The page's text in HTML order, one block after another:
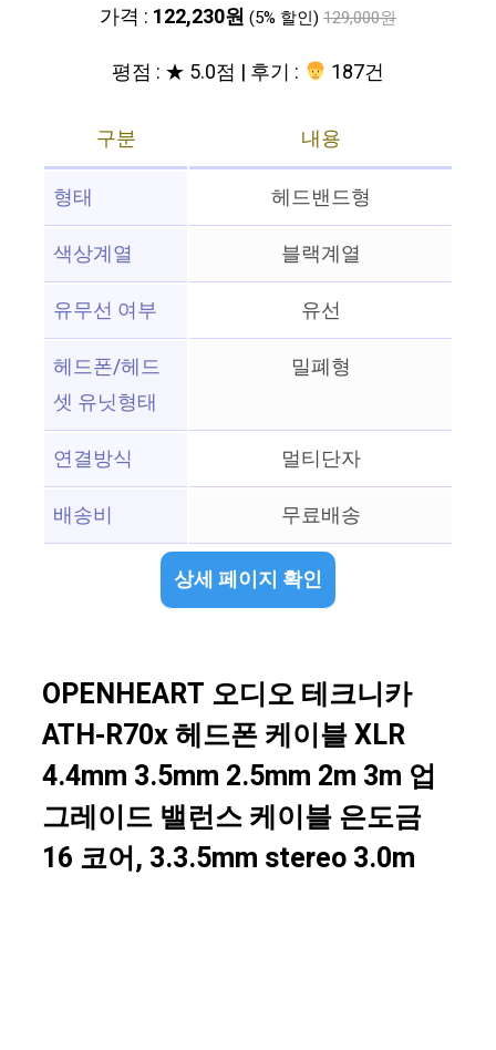
가격 : 122,230원 (5% 할인) 129,000원
평점 : ★ 5.0점 | 후기 : 187건
구분
내용
형태
헤드밴드형
색상계열
블랙계열
유무선 여부
유선
헤드폰/헤드
셋 유닛형태
밀폐형
연결방식
멀티단자
배송비
무료배송
상세 페이지 확인
OPENHEART 오디오 테크니카
ATH-R70x 헤드폰 케이블 XLR
4.4mm 3.5mm 2.5mm 2m 3m 업
그레이드 밸런스 케이블 은도금
16 코어, 3.3.5mm stereo 3.0m